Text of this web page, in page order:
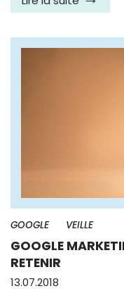
GOOGLE VEILLE
GOOGLE
RETENIR
13.07.2018